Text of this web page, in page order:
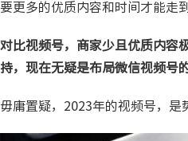
要更多的优质内容和时间才能走
对比视频号，商家少且优质内容
持，现在无疑是布局微信视频号
毋庸置疑，2023年的视频号，